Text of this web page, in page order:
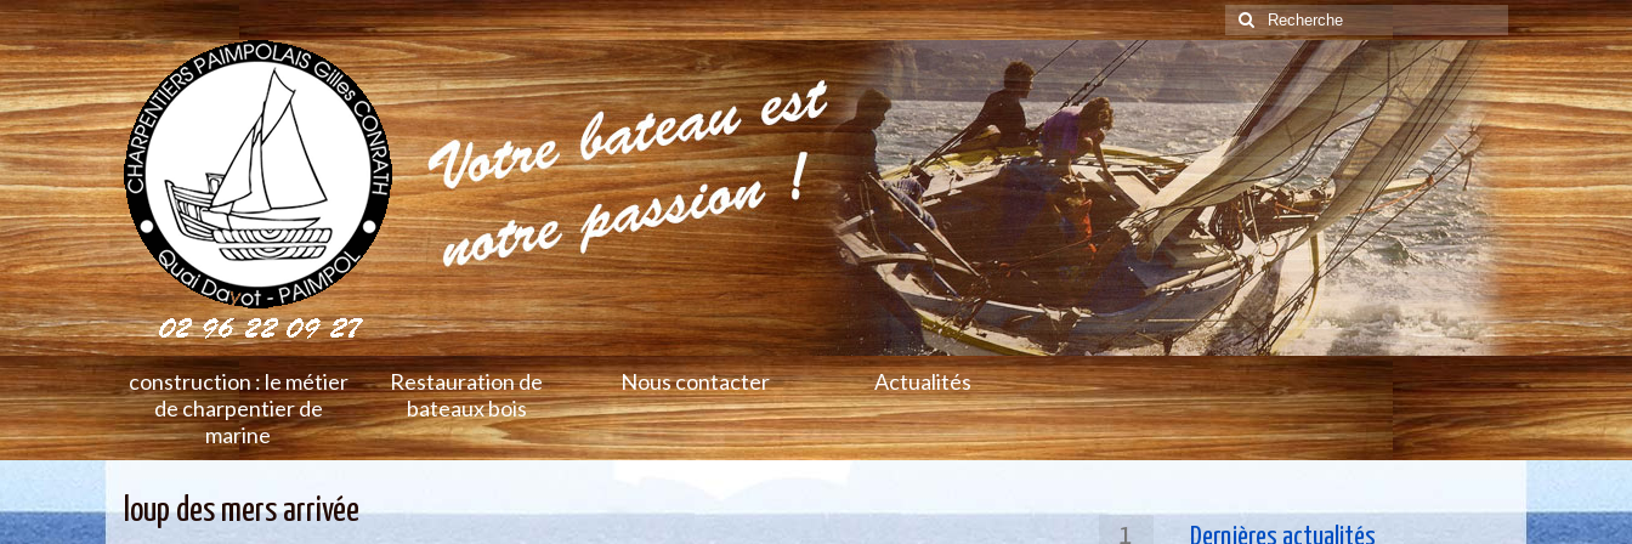
Rechercher
:
construction : le métier
de charpentier de
marine
Restauration de
bateaux bois
Nous contacter Actualités
1
loup des mers arrivée
Dernières actualités